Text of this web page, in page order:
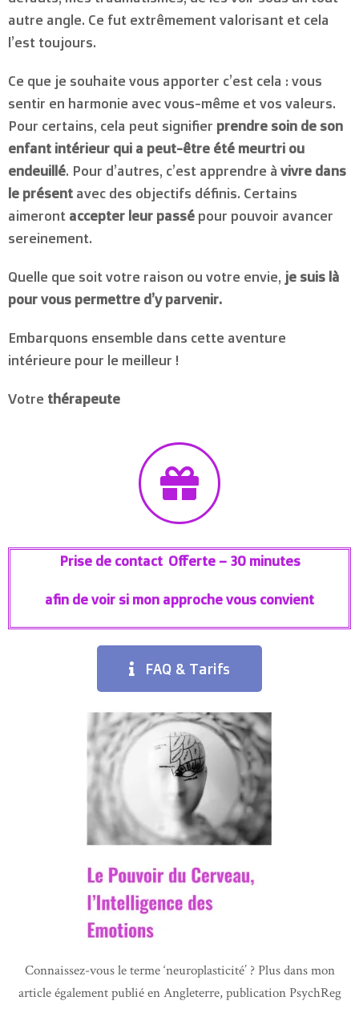
autre angle. Ce fut extrêmement valorisant et cela
l’est toujours.
Ce que je souhaite vous apporter c’est cela : vous
sentir en harmonie avec vous-même et vos valeurs.
Pour certains, cela peut signifier prendre soin de son
enfant intérieur qui a peut-être été meurtri ou
endeuillé. Pour d’autres, c’est apprendre à vivre dans
le présent avec des objectifs définis. Certains
aimeront accepter leur passé pour pouvoir avancer
sereinement.
Quelle que soit votre raison ou votre envie, je suis là
pour vous permettre d’y parvenir.
Embarquons ensemble dans cette aventure
intérieure pour le meilleur !
Votre thérapeute
Prise de contact Offerte – 30 minutes
afin de voir si mon approche vous convient
FAQ & Tarifs
Connaissez-vous le terme ‘neuroplasticité’ ? Plus dans mon
article également publié en Angleterre, publication PsychReg